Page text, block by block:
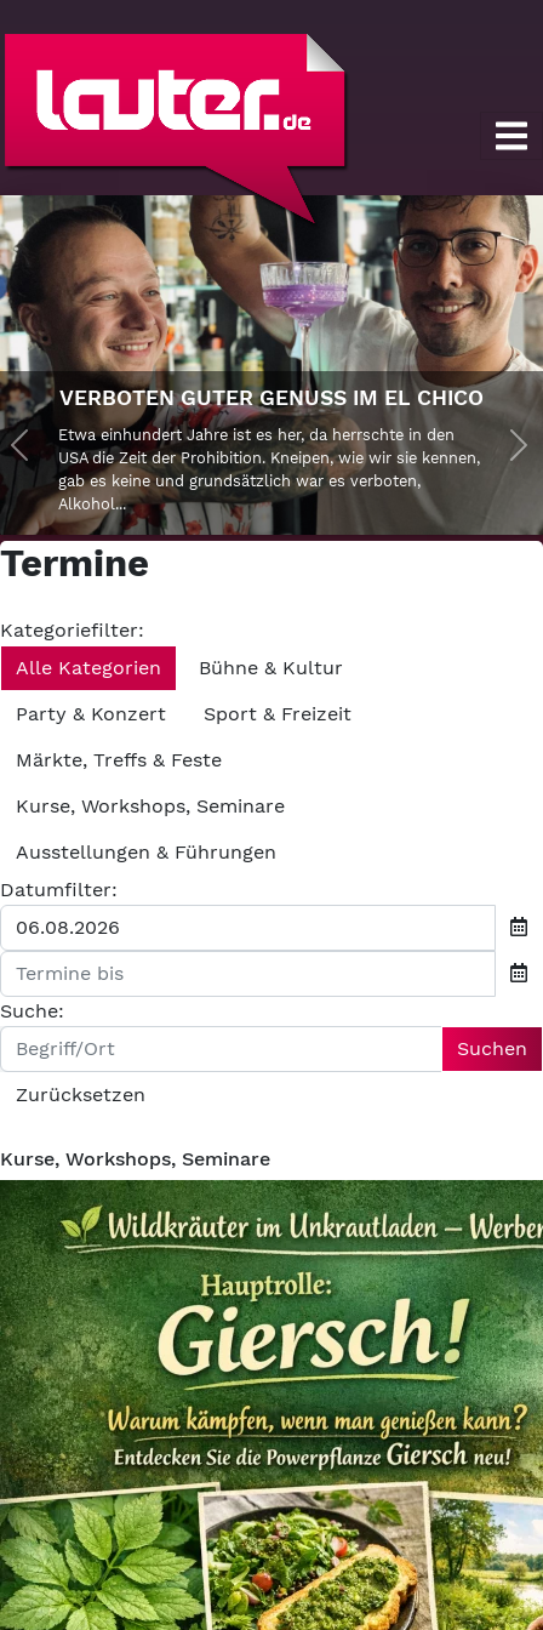
VERBOTEN GUTER GENUSS IM EL CHICO
Etwa einhundert Jahre ist es her, da herrschte in den
USA die Zeit der Prohibition. Kneipen, wie wir sie kennen,
gab es keine und grundsätzlich war es verboten,
Alkohol...
Previous
Termine
Kategoriefilter:
Alle Kategorien
Bühne & Kultur
Party & Konzert
Sport & Freizeit
Märkte, Treffs & Feste
Kurse, Workshops, Seminare
Ausstellungen & Führungen
Datumfilter:
Suche:
Suchen
Zurücksetzen
Kurse, Workshops, Seminare